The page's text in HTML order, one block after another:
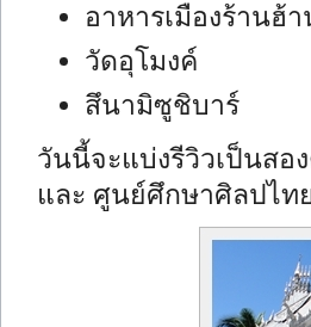
อาหารเมืองร้านฮ้
วัดอุโมงค์
สึนามิซูชิบาร์
วันนี้จะแบ่งรีวิวเป็นสอ
และ ศูนย์ศึกษาศิลปไ